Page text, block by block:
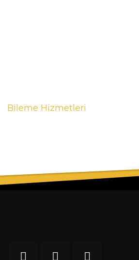
Bileme Hizmetleri